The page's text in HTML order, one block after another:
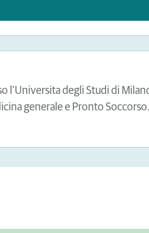
l'Universita degli Studi di
generale e Pronto